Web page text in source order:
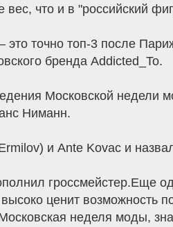
что и в "российский
точно топ-3 после
бренда Addicted_To.
Московской
Ниманн.
и Ante Kovac и
гроссмейстер.Еще
ценит возможность
неделя моды,